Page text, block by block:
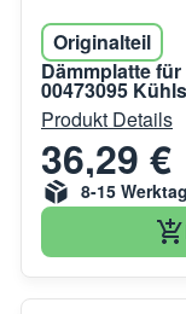
Originalteil
Dämmplatte
00473095
Produkt Details
36,29 €
8-15